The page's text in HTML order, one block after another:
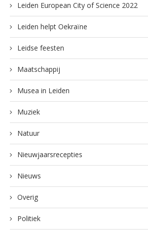
Leiden European City of Science 2022
Leiden helpt Oekraïne
Leidse feesten
Maatschappij
Musea in Leiden
Muziek
Natuur
Nieuwjaarsrecepties
Nieuws
Overig
Politiek